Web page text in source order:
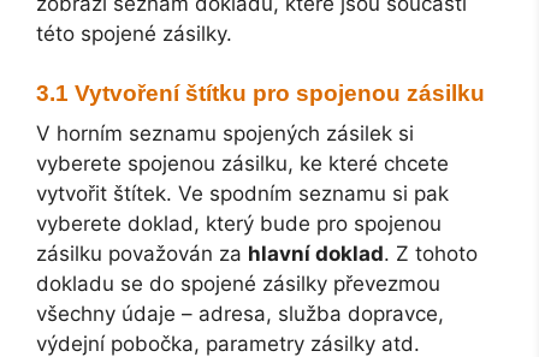
této spojené zásilky.
Vytvoření štítku pro spojenou zásilku
V horním seznamu spojených zásilek si
vyberete spojenou zásilku, ke které chcete
vytvořit štítek. Ve spodním seznamu si pak
vyberete doklad, který bude pro spojenou
zásilku považován za hlavní doklad. Z tohoto
dokladu se do spojené zásilky převezmou
všechny údaje – adresa, služba dopravce,
výdejní pobočka, parametry zásilky atd.